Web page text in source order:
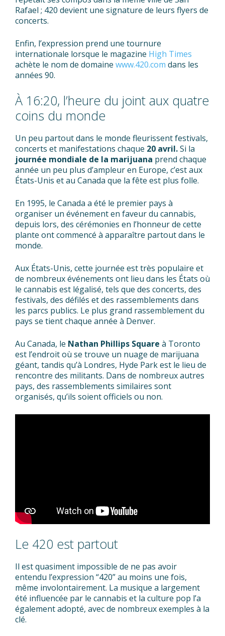
Rafael ; 420 devient une signature de leurs flyers de
concerts.
Enfin, l’expression prend une tournure
internationale lorsque le magazine High Times
achète le nom de domaine www.420.com dans les
années 90.
À 16:20, l’heure du joint aux quatre
coins du monde
Un peu partout dans le monde fleurissent festivals,
concerts et manifestations chaque 20 avril.Si la
journée mondiale de la marijuana prend chaque
année un peu plus d’ampleur en Europe, c’est aux
États-Unis et au Canada que la fête est plus folle.
En 1995, le Canada a été le premier pays à
organiser un événement en faveur du cannabis,
depuis lors, des cérémonies en l’honneur de cette
plante ont commencé à apparaître partout dans le
monde.
Aux États-Unis, cette journée est très populaire et
de nombreux événements ont lieu dans les États où
le cannabis est légalisé, tels que des concerts, des
festivals, des défilés et des rassemblements dans
les parcs publics. Le plus grand rassemblement du
pays se tient chaque année à Denver.
Au Canada, le Nathan Phillips Square à Toronto
est l’endroit où se trouve un nuage de marijuana
géant, tandis qu’à Londres, Hyde Park est le lieu de
rencontre des militants. Dans de nombreux autres
pays, des rassemblements similaires sont
organisés, qu’ils soient officiels ou non.
Le 420 est partout
Il est quasiment impossible de ne pas avoir
entendu l’expression “420” au moins une fois,
même involontairement. La musique a largement
été influencée par le cannabis et la culture pop l’a
également adopté, avec de nombreux exemples à la
clé.